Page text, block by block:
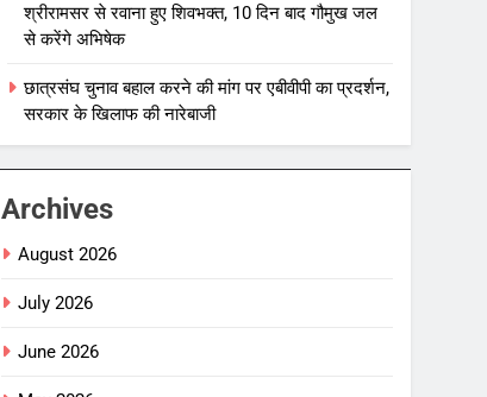
श्रीरामसर से रवाना हुए शिवभक्त, 10 दिन बाद गौमुख जल
से करेंगे अभिषेक
छात्रसंघ चुनाव बहाल करने की मांग पर एबीवीपी का प्रदर्शन,
सरकार के खिलाफ की नारेबाजी
Archives
August 2026
July 2026
June 2026